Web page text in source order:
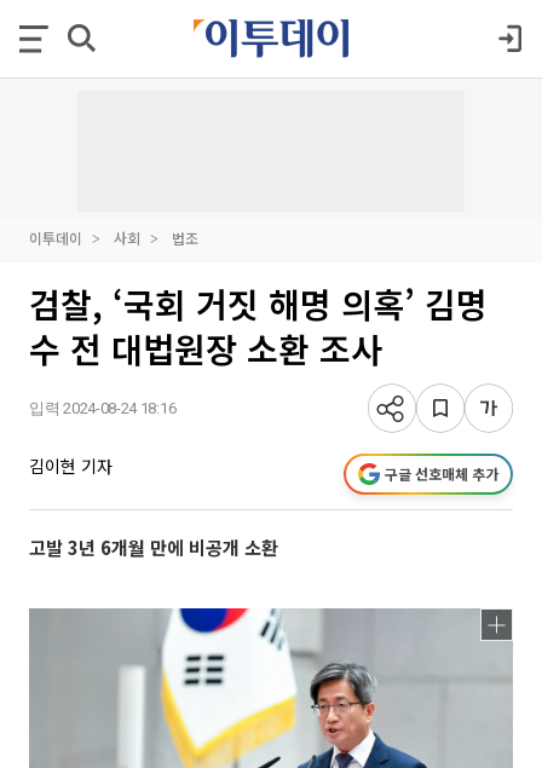
이투데이 사회 법조
검찰, ‘국회 거짓 해명 의혹’ 김명
수 전 대법원장 소환 조사
입력 2024-08-24 18:16
김이현 기자 구글 선호매체 추가
고발 3년 6개월 만에 비공개 소환